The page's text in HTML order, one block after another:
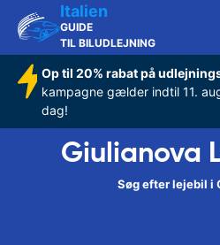
Italien
GUIDE
TIL BILUDLEJNING
Op til 20% rabat på
kampagne gælder indtil 11.
dag!
Giulianova
Søg efter lejebil i